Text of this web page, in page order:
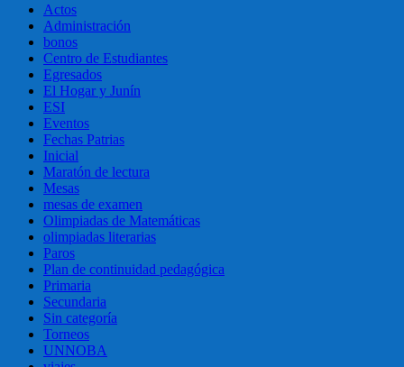
Actos
Administración
bonos
Centro de Estudiantes
Egresados
El Hogar y Junín
ESI
Eventos
Fechas Patrias
Inicial
Maratón de lectura
Mesas
mesas de examen
Olimpiadas de Matemáticas
olimpiadas literarias
Paros
Plan de continuidad pedagógica
Primaria
Secundaria
Sin categoría
Torneos
UNNOBA